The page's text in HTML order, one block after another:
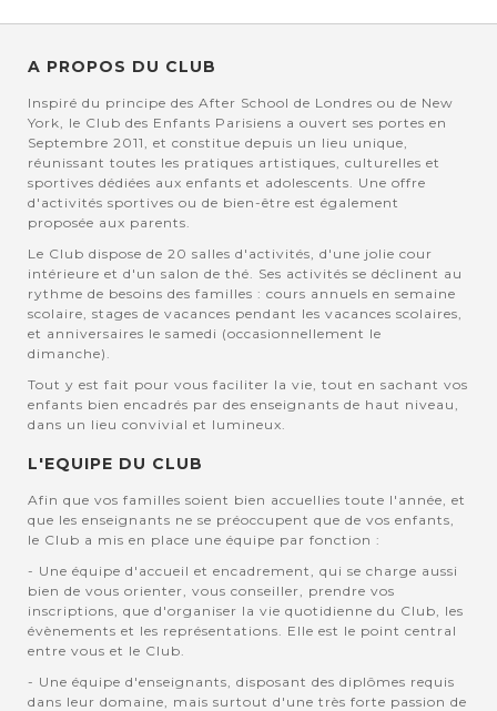
A PROPOS DU CLUB
Inspiré du principe des After School de Londres ou de New
York, le Club des Enfants Parisiens a ouvert ses portes en
Septembre 2011, et constitue depuis un lieu unique,
réunissant toutes les pratiques artistiques, culturelles et
sportives dédiées aux enfants et adolescents. Une offre
d'activités sportives ou de bien-être est également
proposée aux parents.
Le Club dispose de 20 salles d'activités, d'une jolie cour
intérieure et d'un salon de thé. Ses activités se déclinent au
rythme de besoins des familles : cours annuels en semaine
scolaire, stages de vacances pendant les vacances scolaires,
et anniversaires le samedi (occasionnellement le
dimanche).
Tout y est fait pour vous faciliter la vie, tout en sachant vos
enfants bien encadrés par des enseignants de haut niveau,
dans un lieu convivial et lumineux.
L'EQUIPE DU CLUB
Afin que vos familles soient bien accuellies toute l'année, et
que les enseignants ne se préoccupent que de vos enfants,
le Club a mis en place une équipe par fonction :
- Une équipe d'accueil et encadrement, qui se charge aussi
bien de vous orienter, vous conseiller, prendre vos
inscriptions, que d'organiser la vie quotidienne du Club, les
évènements et les représentations. Elle est le point central
entre vous et le Club.
- Une équipe d'enseignants, disposant des diplômes requis
dans leur domaine, mais surtout d'une très forte passion de